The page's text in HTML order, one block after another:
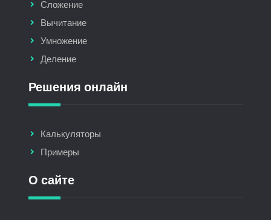
Сложение
Вычитание
Умножение
Деление
Решения онлайн
Калькуляторы
Примеры
О сайте